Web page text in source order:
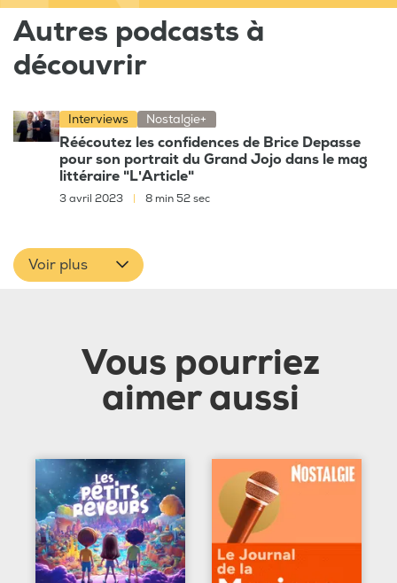
Autres podcasts à
découvrir
Interviews Nostalgie+
Réécoutez les confidences de Brice Depasse
pour son portrait du Grand Jojo dans le mag
littéraire "L'Article"
3 avril 2023 8 min 52 sec
Voir plus
Vous pourriez
aimer aussi